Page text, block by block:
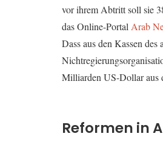
vor ihrem Abtritt soll sie
das Online-PortalArab
Dass aus den Kassen
Milliarden US-Dollar aus
Reformen in